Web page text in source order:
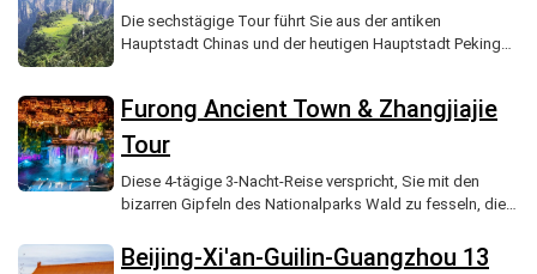
Die sechstägige Tour führt Sie aus der antiken
Hauptstadt Chinas und der heutigen Hauptstadt Pekings,
Furong Ancient Town & Zhangjiajie
Tour
Diese 4-tägige 3-Nacht-Reise verspricht, Sie mit den
bizarren Gipfeln des Nationalparks Wald zu fesseln, die
schneiden, und die charmante Mischung aus antiken
Beijing-Xi'an-Guilin-Guangzhou 13